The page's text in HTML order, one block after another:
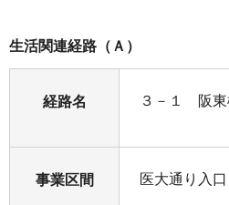
生活関連経路（Ａ）
経路名 ３－１ 阪東
事業区間 医大通り入